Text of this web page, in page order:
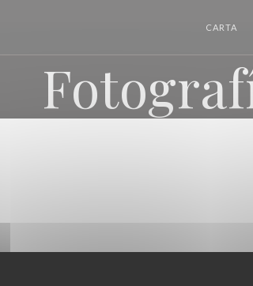
CARTA